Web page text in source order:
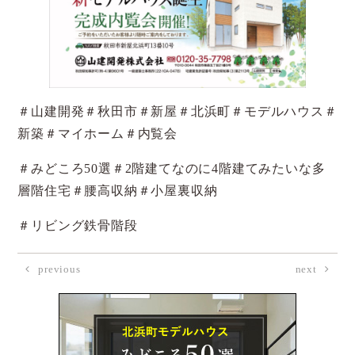
＃山建開発＃秋田市＃新屋＃北浜町＃モデルハウス＃
新築＃マイホーム＃内覧会
＃みどころ50選＃2階建てなのに4階建てみたいな多
層階住宅＃腰高収納＃小屋裏収納
＃リビング鉄骨階段
previous next